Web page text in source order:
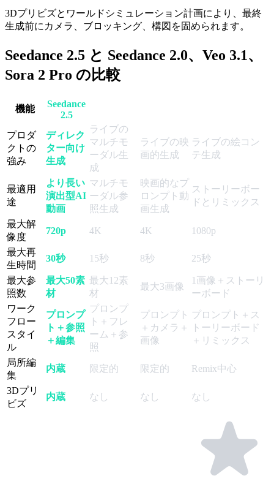
3Dプリビズとワールドシミュレーション計画により、最終
生成前にカメラ、ブロッキング、構図を固められます。
Seedance 2.5 と Seedance 2.0、Veo 3.1、
Sora 2 Pro の比較
機能
Seedance
2.5
プロダ
クトの
強み
ディレク
ター向け
生成
ライブの
マルチモ
ーダル生
成
ライブの映
画的生成
ライブの絵コン
テ生成
最適用
途
より長い
演出型AI
動画
マルチモ
ーダル参
照生成
映画的なプ
ロンプト動
画生成
ストーリーボー
ドとリミックス
最大解
像度
720p 4K 4K 1080p
最大再
生時間
30秒 15秒 8秒 25秒
最大参
照数
最大50素
材
最大12素
材
最大3画像
1画像＋ストーリ
ーボード
ワーク
フロー
スタイ
ル
プロンプ
ト＋参照
＋編集
プロンプ
ト＋フレ
ーム＋参
照
プロンプト
＋カメラ＋
画像
プロンプト＋ス
トーリーボード
＋リミックス
局所編
集
内蔵 限定的 限定的 Remix中心
3Dプリ
ビズ
内蔵 なし なし なし